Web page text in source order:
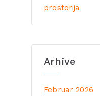
prostorija
Arhive
Februar 2026